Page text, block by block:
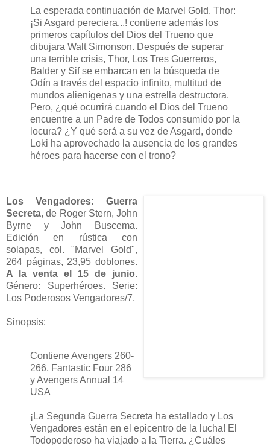
La esperada continuación de Marvel Gold. Thor:
¡Si Asgard pereciera...! contiene además los
primeros capítulos del Dios del Trueno que
dibujara Walt Simonson. Después de superar
una terrible crisis, Thor, Los Tres Guerreros,
Balder y Sif se embarcan en la búsqueda de
Odín a través del espacio infinito, multitud de
mundos alienígenas y una estrella destructora.
Pero, ¿qué ocurrirá cuando el Dios del Trueno
encuentre a un Padre de Todos consumido por la
locura? ¿Y qué será a su vez de Asgard, donde
Loki ha aprovechado la ausencia de los grandes
héroes para hacerse con el trono?
Los Vengadores: Guerra
Secreta, de Roger Stern, John
Byrne y John Buscema.
Edición en rústica con
solapas, col. "Marvel Gold",
264 páginas, 23,95 doblones.
A la venta el 15 de junio.
Género: Superhéroes. Serie:
Los Poderosos Vengadores/7.
Sinopsis:
Contiene Avengers 260-
266, Fantastic Four 286
y Avengers Annual 14
USA
¡La Segunda Guerra Secreta ha estallado y Los
Vengadores están en el epicentro de la lucha! El
Todopoderoso ha viajado a la Tierra. ¿Cuáles